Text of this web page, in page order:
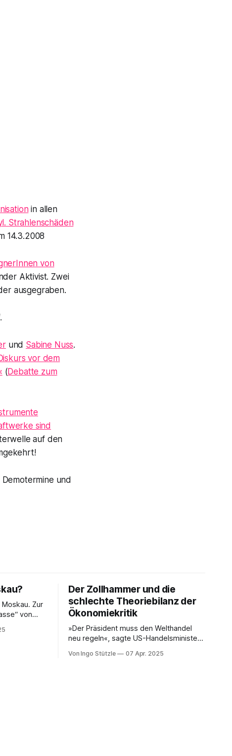
in allen
Strahlenschäden
14.3.2008
von
Aktivist. Zwei
ausgegraben.
und Sabine Nuss.
vor dem
(Debatte zum
sind
auf den
und
Zur
von
hat eine
Der Zollhammer und die
schlechte Theoriebilanz der
Ökonomiekritik
»Der Präsident muss den Welthandel
neu regeln«, sagte US-Handelsminister
CBS. Der »Zollhammer«, mit dem die
Von Ingo Stützle 07 Apr. 2025